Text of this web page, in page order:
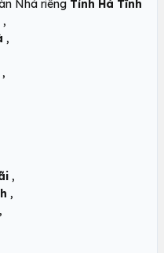
Nhà riêng Tỉnh Hà Tĩnh
,
,
,
,
,
,